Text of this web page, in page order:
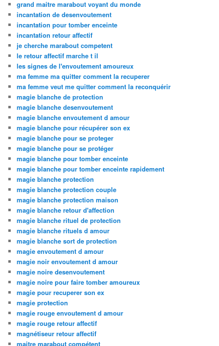
grand maitre marabout voyant du monde
incantation de desenvoutement
incantation pour tomber enceinte
incantation retour affectif
je cherche marabout competent
le retour affectif marche t il
les signes de l'envoutement amoureux
ma femme ma quitter comment la recuperer
ma femme veut me quitter comment la reconquérir
magie blanche de protection
magie blanche desenvoutement
magie blanche envoutement d amour
magie blanche pour récupérer son ex
magie blanche pour se proteger
magie blanche pour se protéger
magie blanche pour tomber enceinte
magie blanche pour tomber enceinte rapidement
magie blanche protection
magie blanche protection couple
magie blanche protection maison
magie blanche retour d'affection
magie blanche rituel de protection
magie blanche rituels d amour
magie blanche sort de protection
magie envoutement d amour
magie noir envoutement d amour
magie noire desenvoutement
magie noire pour faire tomber amoureux
magie pour recuperer son ex
magie protection
magie rouge envoutement d amour
magie rouge retour affectif
magnétiseur retour affectif
maitre marabout compétent